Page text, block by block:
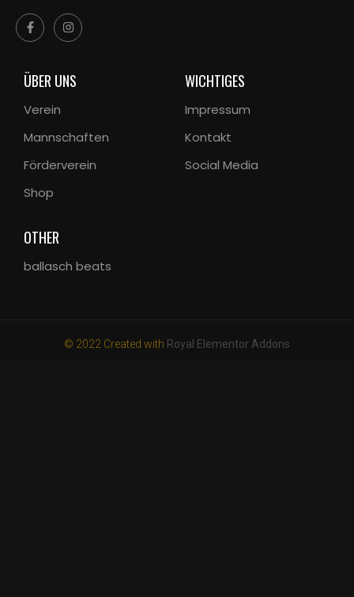
ÜBER UNS
Verein
Mannschaften
Förderverein
Shop
WICHTIGES
Impressum
Kontakt
Social Media
OTHER
ballasch beats
© 2022 Created with Royal Elementor Addons